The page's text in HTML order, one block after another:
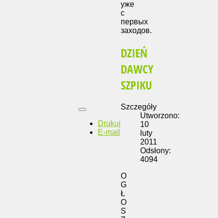
уже
с
первых
заходов.
DZIEŃ
DAWCY
SZPIKU
Drukuj
E-mail
Szczegóły
Utworzono:
10
luty
2011
Odsłony:
4094
O
G
Ł
O
S